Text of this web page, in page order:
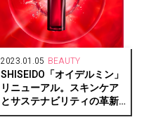
2023.01.05 BEAUTY
SHISEIDO「オイデルミン」
リニューアル。スキンケア
とサステナビリティの革新
的技術を搭載！